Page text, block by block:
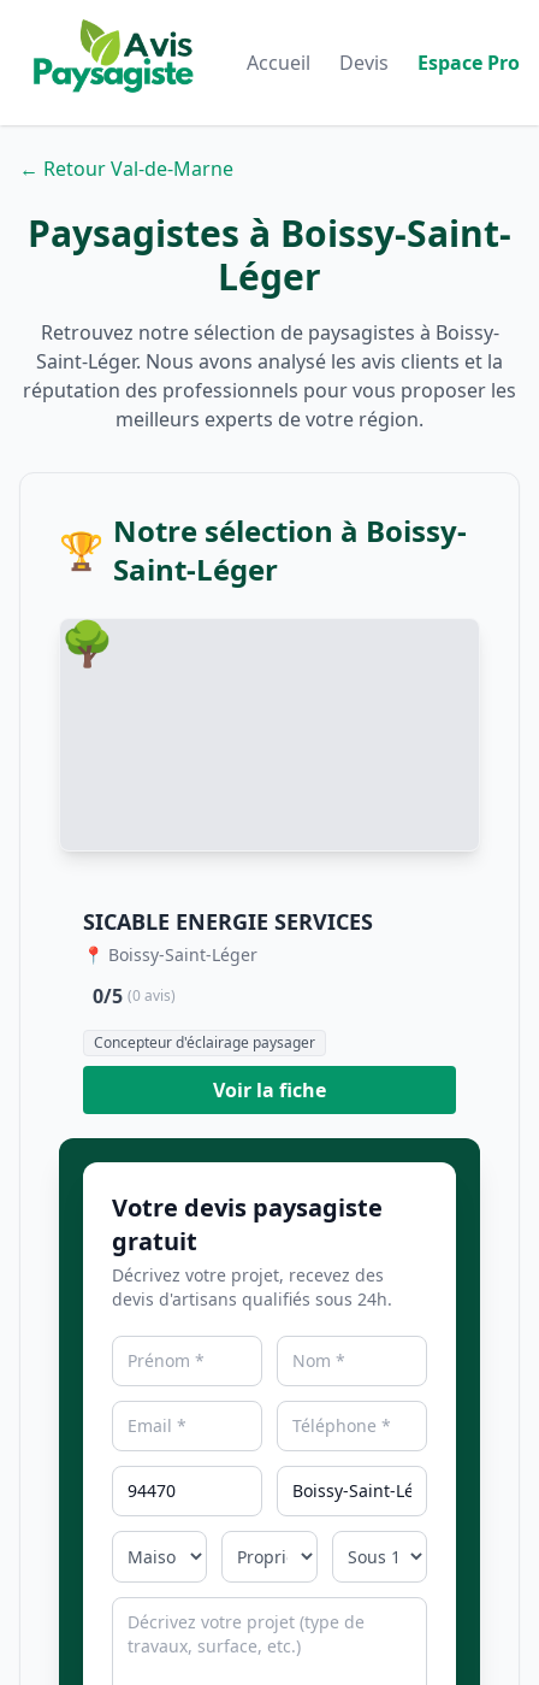
Accueil Devis Espace Pro
← Retour Val-de-Marne
Paysagistes à Boissy-Saint-
Léger
Retrouvez notre sélection de paysagistes à Boissy-
Saint-Léger. Nous avons analysé les avis clients et la
réputation des professionnels pour vous proposer les
meilleurs experts de votre région.
🏆 Notre sélection à Boissy-
Saint-Léger
🌳
SICABLE ENERGIE SERVICES
📍 Boissy-Saint-Léger
0/5 (0 avis)
Concepteur d'éclairage paysager
Voir la fiche
Votre devis paysagiste
gratuit
Décrivez votre projet, recevez des
devis d'artisans qualifiés sous 24h.